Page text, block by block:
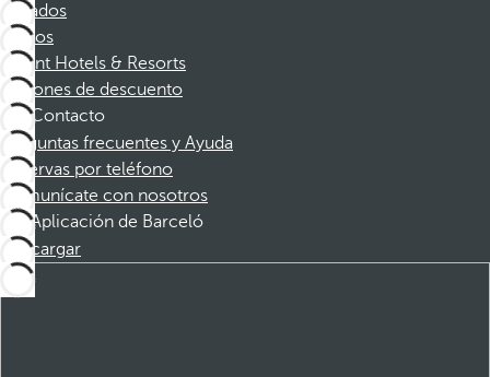
Afiliados
Socios
Dorint Hotels & Resorts
Cupones de descuento
Contacto
Preguntas frecuentes y Ayuda
Reservas por teléfono
Comunícate con nosotros
Aplicación de Barceló
Descargar